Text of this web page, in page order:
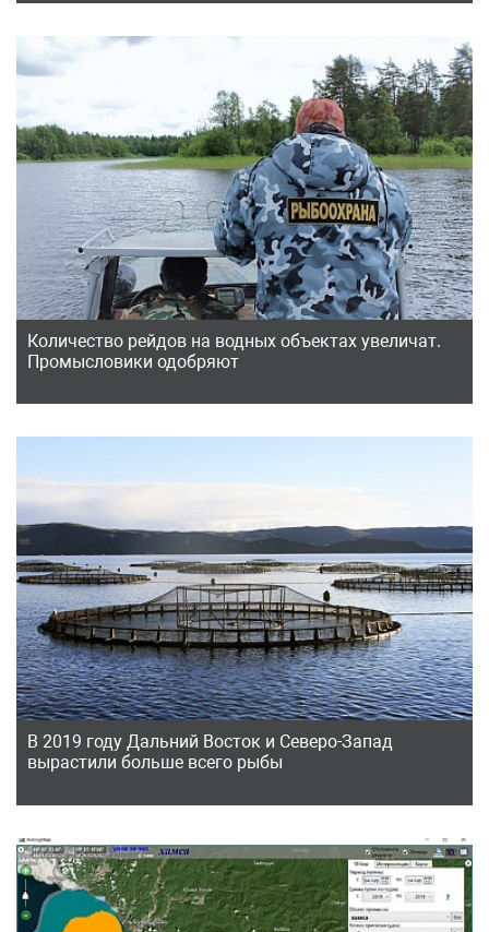
Количество рейдов на водных объектах увеличат.
Промысловики одобряют
В 2019 году Дальний Восток и Северо-Запад
вырастили больше всего рыбы